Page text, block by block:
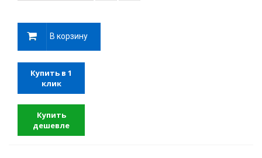
В корзину
Купить в 1
клик
Купить
дешевле